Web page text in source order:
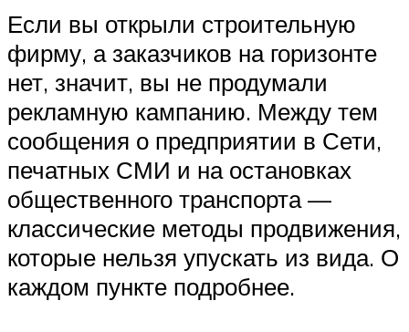
Если вы открыли строительную
фирму, а заказчиков на горизонте
нет, значит, вы не продумали
рекламную кампанию. Между тем
сообщения о предприятии в Сети,
печатных СМИ и на остановках
общественного транспорта —
классические методы продвижения,
которые нельзя упускать из вида. О
каждом пункте подробнее.